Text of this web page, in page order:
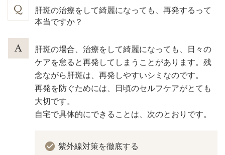
肝斑の治療をして綺麗になっても、再発するって
本当ですか？
肝斑の場合、治療をして綺麗になっても、日々の
ケアを怠ると再発してしまうことがあります。残
念ながら肝斑は、再発しやすいシミなのです。
再発を防ぐためには、日頃のセルフケアがとても
大切です。
自宅で具体的にできることは、次のとおりです。
紫外線対策を徹底する